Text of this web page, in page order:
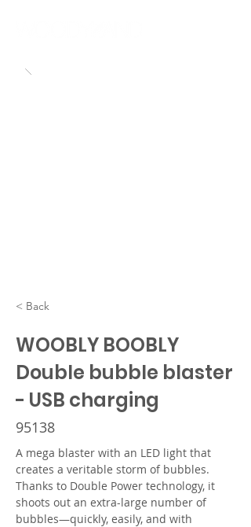
< Back
WOOBLY BOOBLY
Double bubble blaster
- USB charging
95138
A mega blaster with an LED light that
creates a veritable storm of bubbles.
Thanks to Double Power technology, it
shoots out an extra-large number of
bubbles—quickly, easily, and with